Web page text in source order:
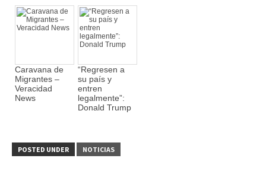
Caravana de
Migrantes –
Veracidad
News
“Regresen a
su país y
entren
legalmente”:
Donald Trump
POSTED UNDER NOTICIAS